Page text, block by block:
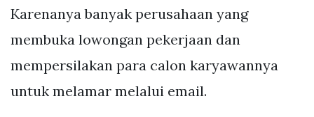
Karenanya banyak perusahaan yang
membuka lowongan pekerjaan dan
mempersilakan para calon karyawannya
untuk melamar melalui email.